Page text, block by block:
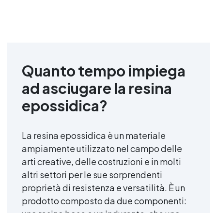
Quanto tempo impiega
ad asciugare la resina
epossidica?
La resina epossidica è un materiale
ampiamente utilizzato nel campo delle
arti creative, delle costruzioni e in molti
altri settori per le sue sorprendenti
proprietà di resistenza e versatilità. È un
prodotto composto da due componenti: